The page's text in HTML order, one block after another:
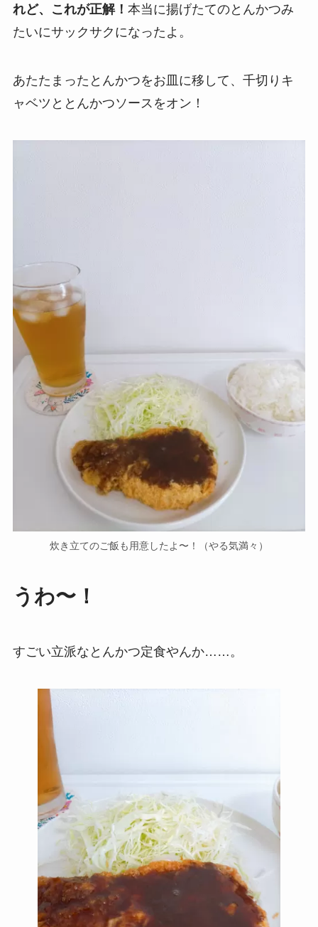
れど、これが正解！ 本当に揚げたてのとんかつみ
たいにサックサクになったよ。
あたたまったとんかつをお皿に移して、千切りキ
ャベツととんかつソースをオン！
炊き立てのご飯も用意したよ〜！（やる気満々）
うわ〜！
すごい立派なとんかつ定食やんか……。